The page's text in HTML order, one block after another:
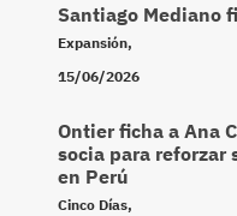
Santiago Mediano
Expansión,
15/06/2026
Ontier ficha a Ana
socia para reforzar
en Perú
Cinco Días,